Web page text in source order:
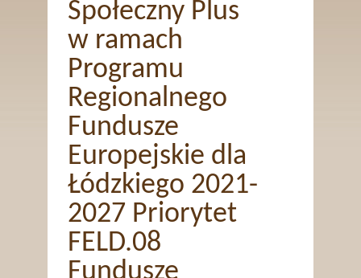
Społeczny Plus
w ramach
Programu
Regionalnego
Fundusze
Europejskie dla
Łódzkiego 2021-
2027 Priorytet
FELD.08